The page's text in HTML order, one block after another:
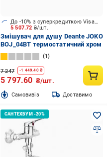
5 507.72 ₴/шт.
До -10% з суперкредиткою Visa Вигода
Змішувач для душу Deante JOKO
BOJ_04BT термостатичний хром
1
7 247 -1 449.40₴
5 797.60 ₴/шт.
Cамовивіз Доставимо